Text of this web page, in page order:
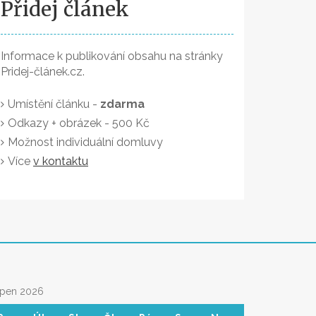
Přidej článek
Informace k publikování obsahu na stránky
Pridej-článek.cz.
Umístění článku - zdarma
Odkazy + obrázek - 500 Kč
Možnost individuální domluvy
Více v kontaktu
2026